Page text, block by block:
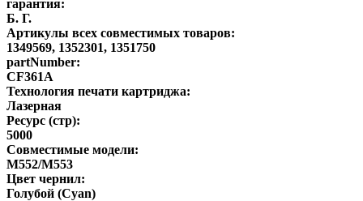
гарантия:
Б. Г.
Артикулы всех совместимых товаров:
1349569, 1352301, 1351750
partNumber:
CF361A
Технология печати картриджа:
Лазерная
Ресурс (стр):
5000
Совместимые модели:
M552/M553
Цвет чернил:
Голубой (Cyan)